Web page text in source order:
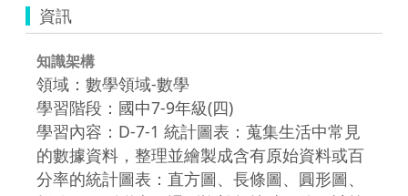
資訊
知識架構
領域：數學領域-數學
學習階段：國中7-9年級(四)
學習內容：D-7-1 統計圖表：蒐集生活中常見
的數據資料，整理並繪製成含有原始資料或百
分率的統計圖表：直方圖、長條圖、圓形圖、